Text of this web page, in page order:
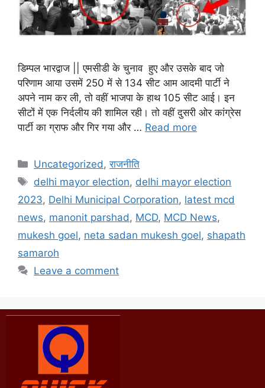
डिम्पल भारद्वाज || एमसीडी के चुनाव हुए और उसके बाद जो
परिणाम आया उसमें 250 में से 134 सीट आम आदमी पार्टी ने
अपने नाम कर ली, तो वहीं भाजपा के हाथ 105 सीट आई। इन
सीटों में एक निर्दलीय की शामिल रही। तो वहीं दुसरी ओर कांग्रेस
पार्टी का ग्राफ और गिर गया और … Read more
Uncategorized ,राजनीति
delhi mayor election, delhi mayor election
2023, Delhi Municipal Corporation, latest mcd
news, manonit parshad , MCD, MCD News,
mukesh goel, neta sadan mukesh goel, shapath
samaroh
Leave a comment